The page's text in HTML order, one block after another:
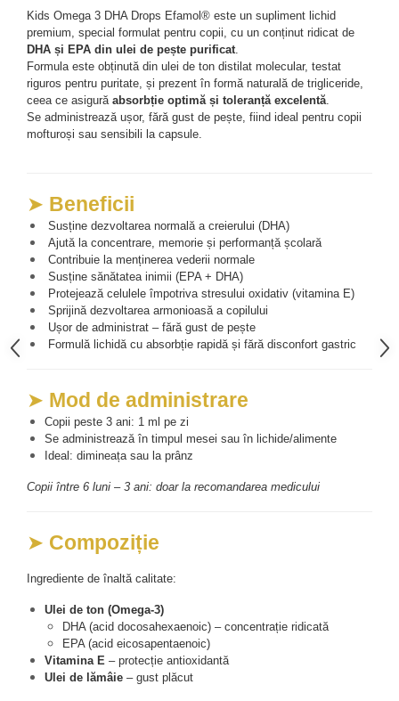
Mary & May
COSRX
BIODANCE
OOTD
Cettua
Haruharu Wonder
Dr. Althea
DELLA BORN
Seleniu
Seminte de in
Silimarina
Spirulina
Ulei de cocos
Vitamina A
Vitamina B
Vitamina C
Vitamina D
Vitamina E
Vitamina K
Cătină
Chlorella
Electroliti
Cacao
Kids Omega 3 DHA Drops Efamol® este un supliment lichid
DHA și EPA din ulei de pește purificat.
Formula este obținută din ulei de ton distilat molecular, testat
riguros pentru puritate, și prezent în formă naturală de trigliceride,
ceea ce asigură absorbție optimă și toleranță excelentă.
Se administrează ușor, fără gust de pește, fiind ideal pentru copii
mofturoși sau sensibili la capsule.
➤ Beneficii
Susține dezvoltarea normală a creierului (DHA)
Ajută la concentrare, memorie și performanță școlară
Contribuie la menținerea vederii normale
Susține sănătatea inimii (EPA + DHA)
Protejează celulele împotriva stresului oxidativ (vitamina E)
Sprijină dezvoltarea armonioasă a copilului
Ușor de administrat – fără gust de pește
Formulă lichidă cu absorbție rapidă și fără disconfort gastric
➤ Mod de administrare
Copii peste 3 ani: 1 ml pe zi
Se administrează în timpul mesei sau în lichide/alimente
Ideal: dimineața sau la prânz
Copii între 6 luni – 3 ani: doar la recomandarea medicului
➤ Compoziție
Ingrediente de înaltă calitate:
Ulei de ton (Omega-3)
DHA (acid docosahexaenoic) – concentrație ridicată
EPA (acid eicosapentaenoic)
Vitamina E – protecție antioxidantă
Ulei de lămâie – gust plăcut